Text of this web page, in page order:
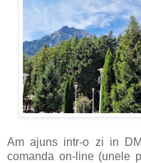
Am ajuns intr-o zi in
comanda on-line (unele